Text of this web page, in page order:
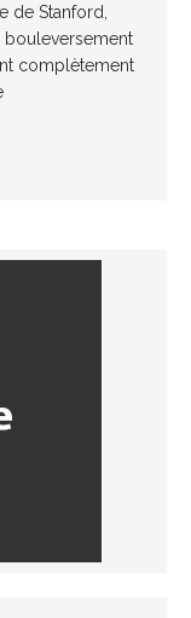
de Stanford,
bouleversement
complètement